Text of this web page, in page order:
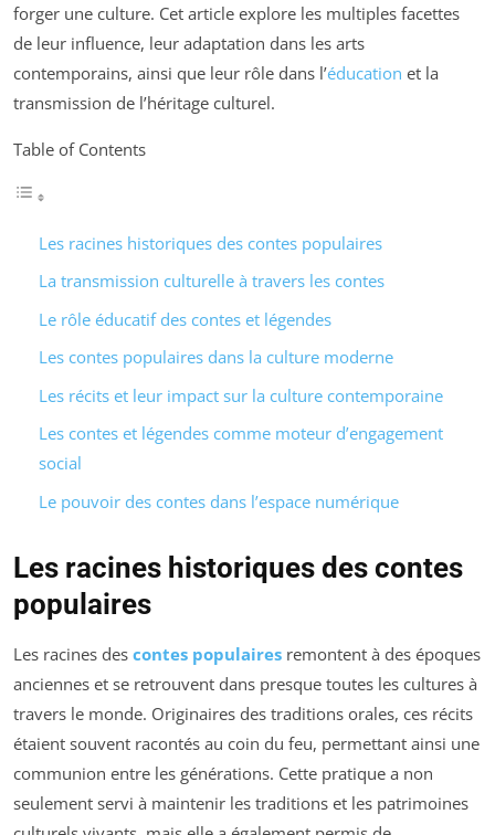
forger une culture. Cet article explore les multiples facettes
de leur influence, leur adaptation dans les arts
contemporains, ainsi que leur rôle dans l’éducation et la
transmission de l’héritage culturel.
Table of Contents
Les racines historiques des contes populaires
La transmission culturelle à travers les contes
Le rôle éducatif des contes et légendes
Les contes populaires dans la culture moderne
Les récits et leur impact sur la culture contemporaine
Les contes et légendes comme moteur d’engagement
social
Le pouvoir des contes dans l’espace numérique
Les racines historiques des contes
populaires
Les racines des contes populaires remontent à des époques
anciennes et se retrouvent dans presque toutes les cultures à
travers le monde. Originaires des traditions orales, ces récits
étaient souvent racontés au coin du feu, permettant ainsi une
communion entre les générations. Cette pratique a non
seulement servi à maintenir les traditions et les patrimoines